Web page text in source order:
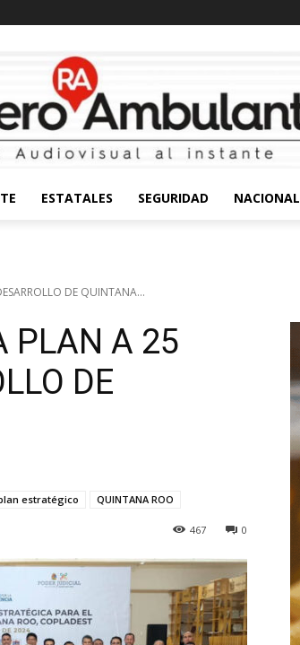
ESTATALES SEGURIDAD NACIONAL
DE QUINTANA...
PLAN A 25
DE
estratégico QUINTANA ROO
0
467